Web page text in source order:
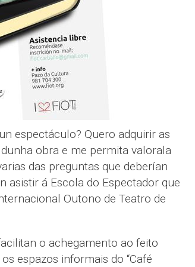
espectáculo? Quero adquirir as
obra e me permita valorala
das preguntas que deberían
asistir á Escola do Espectador que
Outono de Teatro de
o achegamento ao feito
espazos informais do “Café